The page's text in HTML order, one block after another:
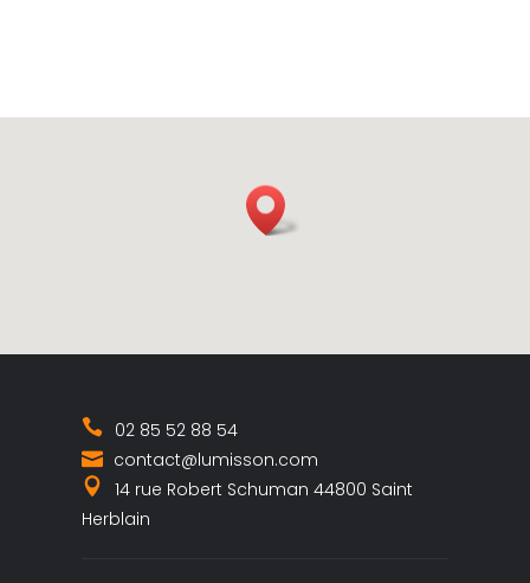
02 85 52 88 54
contact@lumisson.com
14 rue Robert Schuman 44800 Saint
Herblain